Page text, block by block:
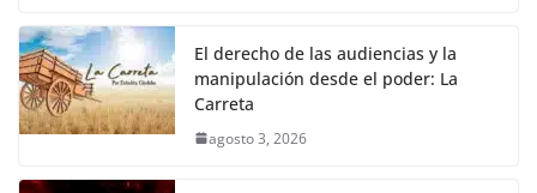
El derecho de las audiencias y la
manipulación desde el poder: La
Carreta
agosto 3, 2026